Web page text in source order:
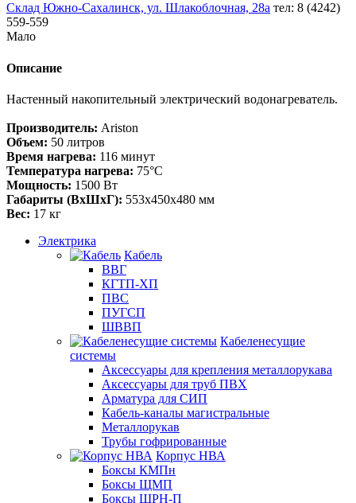
Склад Южно-Сахалинск, ул. Шлакоблочная, 28а тел: 8 (4242)
559-559
Мало
Описание
Настенный накопительный электрический водонагреватель.
Производитель: Ariston
Объем: 50 литров
Время нагрева: 116 минут
Температура нагрева: 75°С
Мощность: 1500 Вт
Габариты (ВхШхГ): 553х450х480 мм
Вес: 17 кг
Электрика
Кабель
ВВГ
КГТП-ХП
ПВС
ПУГСП
ШВВП
Кабеленесущие
системы
Аксессуары для крепления металлорукава
Аксессуары для труб ПВХ
Арматура для СИП
Кабель-каналы магистральные
Металлорукав
Трубы гофрированные
Корпус НВА
Боксы КМПн
Боксы ЩМП
Боксы ЩРН-П